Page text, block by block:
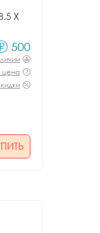
X
500
цена